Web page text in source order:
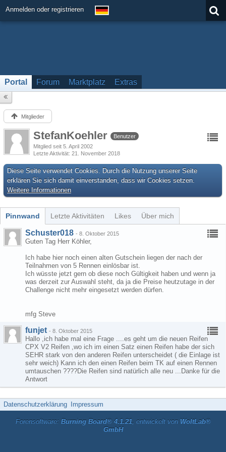
Anmelden oder registrieren
Portal Forum Marktplatz Extras
Mitglieder
StefanKoehler
Benutzer
Mitglied seit 5. April 2002
Letzte Aktivität 21. November 2018
Diese Seite verwendet Cookies. Durch die Nutzung unserer Seite
erklären Sie sich damit einverstanden, dass wir Cookies setzen.
Weitere Informationen
Pinnwand Letzte Aktivitäten Likes Über mich
Schuster018 - 8. Oktober 2015
Guten Tag Herr Köhler,
Ich habe hier noch einen alten Gutschein liegen der nach der
Teilnahmen von 5 Rennen einlösbar ist.
Ich wüsste jetzt gern ob diese noch Gültigkeit haben und wenn ja
was derzeit zur Auswahl steht, da ja die Preise heutzutage in der
Challenge nicht mehr eingesetzt werden dürfen.
mfg Steve
funjet - 8. Oktober 2015
Hallo ,ich habe mal eine Frage ....es geht um die neuen Reifen
CPX V2 Reifen ,wo ich im einen Satz einen Reifen habe der sich
SEHR stark von den anderen Reifen unterscheidet ( die Einlage ist
sehr weich) Kann ich den einen Reifen beim TK auf einen Rennen
umtauschen ????Die Reifen sind natürlich alle neu ...Danke für die
Antwort
Datenschutzerklärung Impressum
Forensoftware: Burning Board® 4.1.21, entwickelt von WoltLab®
GmbH